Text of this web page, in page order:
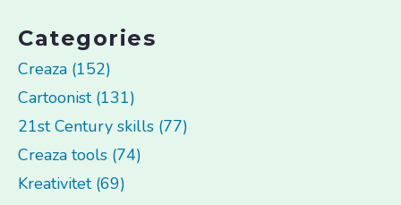
Categories
Creaza (152)
Cartoonist (131)
21st Century skills (77)
Creaza tools (74)
Kreativitet (69)